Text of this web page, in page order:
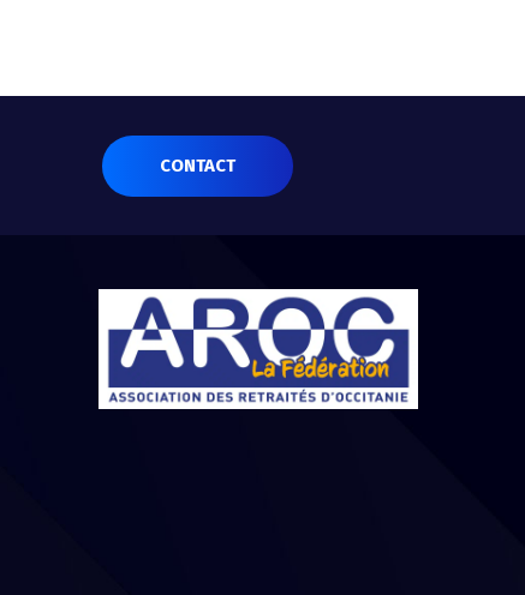
CONTACT